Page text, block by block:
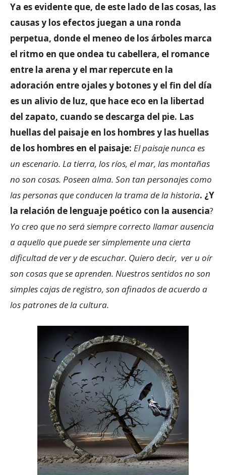
Ya es evidente que, de este lado de las cosas, las
causas y los efectos juegan a una ronda
perpetua, donde el meneo de los árboles marca
el ritmo en que ondea tu cabellera, el romance
entre la arena y el mar repercute en la
adoración entre ojales y botones y el fin del día
es un alivio de luz, que hace eco en la libertad
del zapato, cuando se descarga del pie. Las
huellas del paisaje en los hombres y las huellas
de los hombres en el paisaje: El paisaje nunca es
un escenario. La tierra, los ríos, el mar, las montañas
no son cosas. Poseen alma. Son tan personajes como
las personas que conducen la trama de la historia. ¿Y
la relación de lenguaje poético con la ausencia?
Yo creo que no será siempre correcto llamar ausencia
a aquello que puede ser simplemente una cierta
dificultad de ver y de escuchar. Quiero decir, ver u oír
son cosas que se aprenden. Nuestros sentidos no son
simples cajas de registro, son afinados de acuerdo a
los patrones de la cultura.